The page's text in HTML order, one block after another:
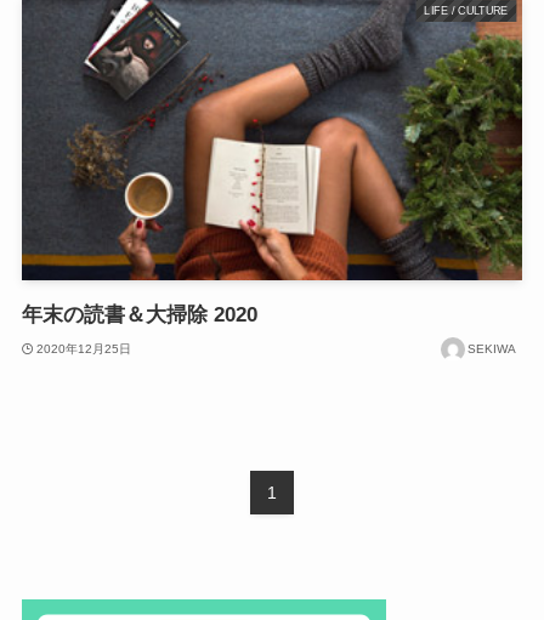
LIFE / CULTURE
年末の読書＆大掃除 2020
2020年12月25日 SEKIWA
1